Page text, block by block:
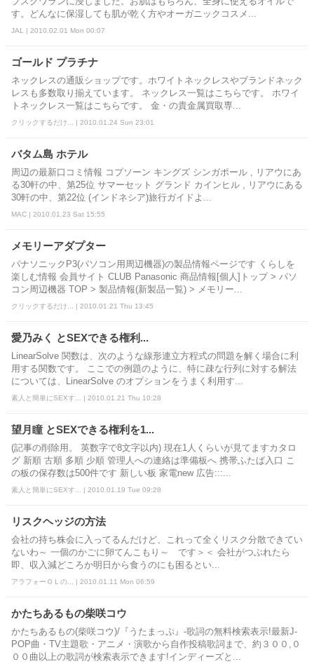
す。どんなに保湿しても肌が乾く方やオーガニックコスメ...
JAL | 2010.02.01 Mon 00:07
ゴールド プラチナ
ネックレスの通販ショップです。ホワイトネックレスやブランドネック
レスも多数取り揃えています。 ネックレス一覧はこちらです。 ホワイ
トネックレス一覧はこちらです。 金・の貴金属買取専...
クリックするだけ... | 2010.01.24 Sun 23:01
バタム島 ホテル
周辺の最新口コミ情報 コプソーン キングズ シンガポール , リアウにあ
る30軒の中、第25位 サマーセット グランド カインヒル , リアウにある
30軒の中、第22位 (インドネシア)旅行ガイドよ...
MAC | 2010.01.23 Sat 15:55
メモリーアダプター
パナソニックP3(パソコン用周辺機器)の製品情報ページです くらしを
楽しむ情報 会員サイト CLUB Panasonic 商品情報[個人]トップ > パソ
コン周辺機器 TOP > 製品情報(新製品一覧) > メモリー...
クリックするだけ... | 2010.01.21 Thu 13:45
愛乃みく とSEXできる権利...
LinearSolve 関数は、次のような線形連立方程式の問題を解く場合に利
用する関数です。 ここでの例題のように、特に疎な行列に対する解法
については、LinearSolve のオプションをうまく利用す...
素人と簡単にSEXす... | 2010.01.21 Thu 10:28
望月瞳 とSEXできる権利を1...
(記事の削除用。 英数字で8文字以内) 現在1人くらいが見てますカタロ
グ 新順 古順 多順 少順 管理人への連絡は準備板へ 携帯ふたば入口 こ
の板の保存数は500件です 新しい板 家電new 広告:::...
素人と簡単にSEXす... | 2010.01.19 Tue 09:28
リスクヘッジの方法
会社の持ち株会に入ってるんだけど、これって全くリスク分散できてい
ないわ～ 一個のかごに卵てんこもり～ です＞＜ 会社がつぶれたら
即、収入減どころか明日から食うのにも困るとい...
アラフォーＯＬの... | 2010.01.11 Mon 06:59
かたちあるもの柴咲コウ
かたちあるもの(柴咲コウ)/『うたまっぷ』-歌詞の無料検索表示!最新J-
POP曲・TV主題歌・アニメ・演歌から自作投稿歌詞まで、約３００,０
００曲以上の歌詞が検索表示できます!インディーズと...